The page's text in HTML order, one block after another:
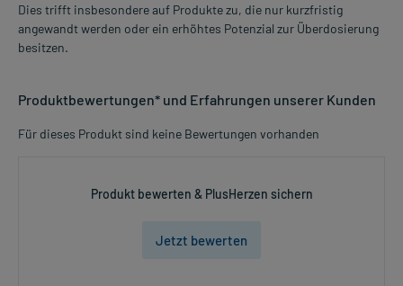
Dies trifft insbesondere auf Produkte zu, die nur kurzfristig
angewandt werden oder ein erhöhtes Potenzial zur Überdosierung
besitzen.
Produktbewertungen* und Erfahrungen unserer Kunden
Für dieses Produkt sind keine Bewertungen vorhanden
Produkt bewerten & PlusHerzen sichern
Jetzt bewerten